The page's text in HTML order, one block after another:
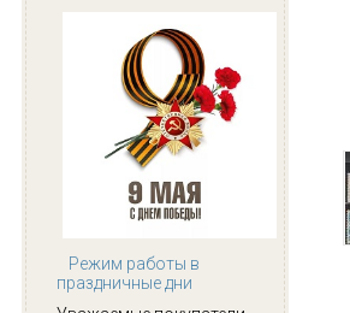
Режим работы в
праздничные дни